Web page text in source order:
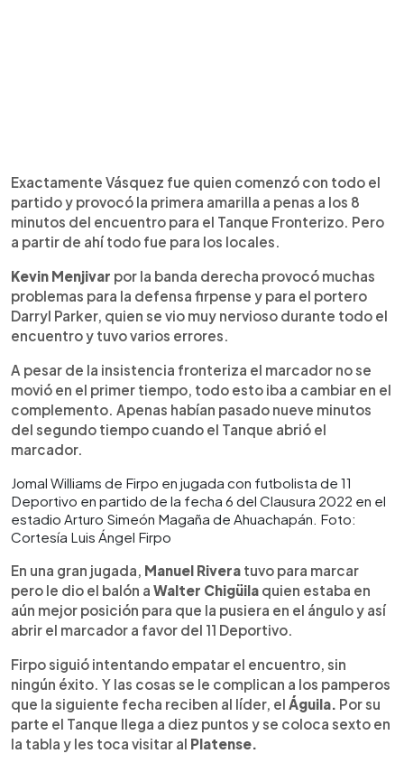
Exactamente Vásquez fue quien comenzó con todo el
partido y provocó la primera amarilla a penas a los 8
minutos del encuentro para el Tanque Fronterizo. Pero
a partir de ahí todo fue para los locales.
Kevin Menjivar por la banda derecha provocó muchas
problemas para la defensa firpense y para el portero
Darryl Parker, quien se vio muy nervioso durante todo el
encuentro y tuvo varios errores.
A pesar de la insistencia fronteriza el marcador no se
movió en el primer tiempo, todo esto iba a cambiar en el
complemento. Apenas habían pasado nueve minutos
del segundo tiempo cuando el Tanque abrió el
marcador.
Jomal Williams de Firpo en jugada con futbolista de 11
Deportivo en partido de la fecha 6 del Clausura 2022 en el
estadio Arturo Simeón Magaña de Ahuachapán. Foto:
Cortesía Luis Ángel Firpo
En una gran jugada, Manuel Rivera tuvo para marcar
pero le dio el balón a Walter Chigüila quien estaba en
aún mejor posición para que la pusiera en el ángulo y así
abrir el marcador a favor del 11 Deportivo.
Firpo siguió intentando empatar el encuentro, sin
ningún éxito. Y las cosas se le complican a los pamperos
que la siguiente fecha reciben al líder, el Águila. Por su
parte el Tanque llega a diez puntos y se coloca sexto en
la tabla y les toca visitar al Platense.